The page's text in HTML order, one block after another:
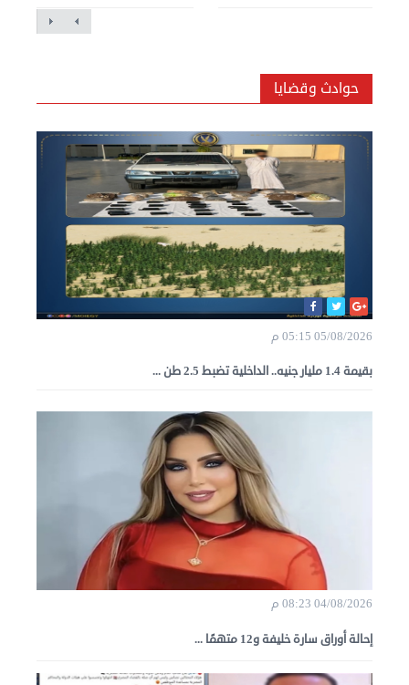
حوادث وقضايا
05/08/2026 05:15 م
بقيمة 1.4 مليار جنيه.. الداخلية تضبط 2.5 طن ...
04/08/2026 08:23 م
إحالة أوراق سارة خليفة و12 متهمًا ...